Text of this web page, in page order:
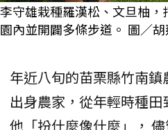
李守雄栽種羅漢松、文旦柚，
園內並開闢多條步道。 圖／
年近八旬的苗栗縣竹南
出身農家，從年輕時種田
他「扮什麼像什麼」，